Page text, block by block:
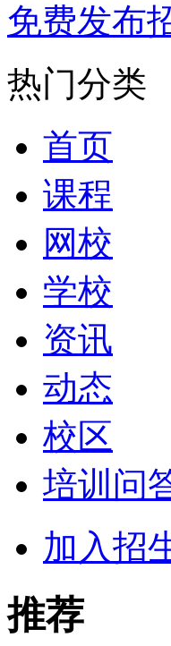
免费发布
热门分类
首页
课程
网校
学校
资讯
动态
校区
培训问
加入招
推荐